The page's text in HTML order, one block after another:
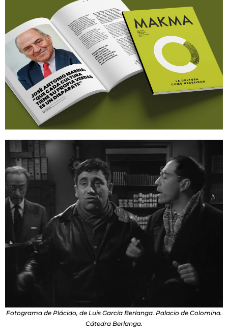
Fotograma de Plácido, de Luis García Berlanga. Palacio de Colomina.
Cátedra Berlanga.